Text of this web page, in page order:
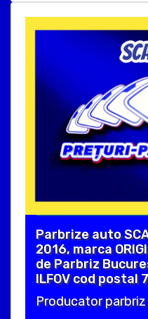
Parbrize auto
2016, marca
de Parbriz
ILFOV cod postal
Producator parbriz